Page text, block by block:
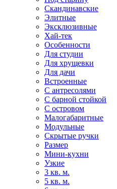
Скандинавские
Элитные
Эксклюзивные
Хай-тек
Особенности
Для студии
Для хрущевки
Для дачи
Встроенные
С антресолями
С барной стойкой
С островом
Малогабаритные
Модульные
Скрытые ручки
Размер
Мини-кухни
Узкие
3 кв. м.
5 кв. м.